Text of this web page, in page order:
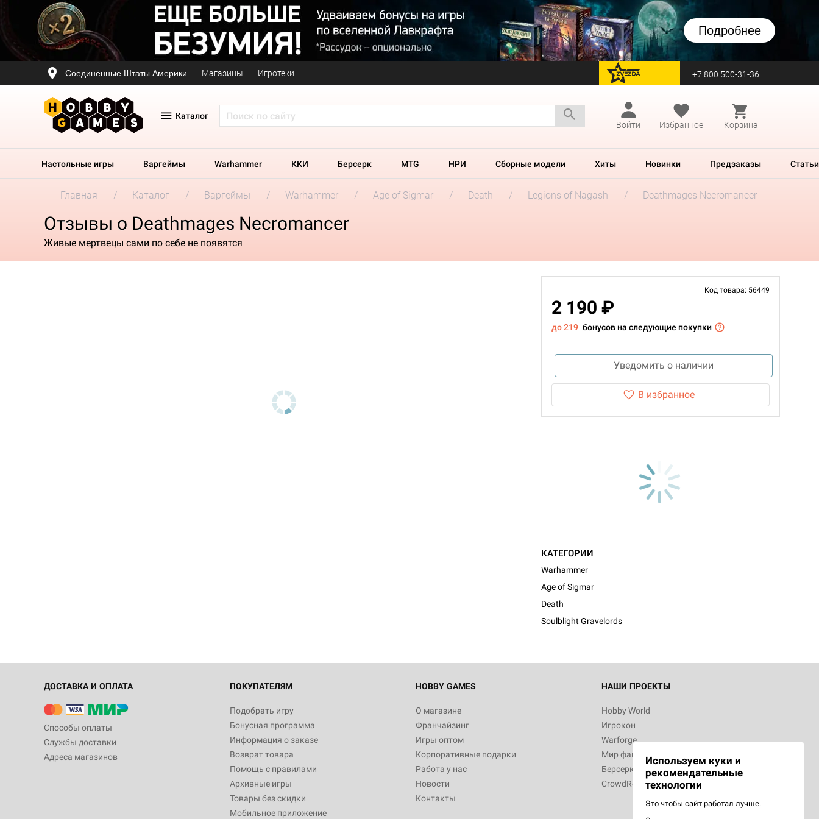
Подробнее
Соединённые Штаты Америки Магазины Игротеки перейти на Zvezda +7 800 500-31-36
Каталог
Войти
Избранное Корзина
Настольные игры Варгеймы Warhammer ККИ Берсерк MTG НРИ Сборные модели Хиты Новинки Предзаказы Статьи
Главная Каталог Варгеймы Warhammer Age of Sigmar Death Legions of Nagash Deathmages Necromancer
Отзывы о Deathmages Necromancer
Живые мертвецы сами по себе не появятся
Код товара: 56449
2 190 ₽
до 219 бонусов на следующие покупки
Уведомить о наличии
В избранное
КАТЕГОРИИ
Warhammer
Age of Sigmar
Death
Soulblight Gravelords
ДОСТАВКА И ОПЛАТА
Способы оплаты
Службы доставки
Адреса магазинов
ПОКУПАТЕЛЯМ
Подобрать игру
Бонусная программа
Информация о заказе
Возврат товара
Помощь с правилами
Архивные игры
Товары без скидки
Мобильное приложение
HOBBY GAMES
О магазине
Франчайзинг
Игры оптом
Корпоративные подарки
Работа у нас
Новости
Контакты
НАШИ ПРОЕКТЫ
Hobby World
Игрокон
Warforge
Мир фантастики
Берсерк
CrowdRepublic
Используем куки и
рекомендательные
технологии
Это чтобы сайт работал лучше.